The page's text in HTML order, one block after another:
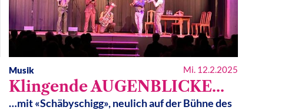
Musik Mi. 12.2.2025
Klingende AUGENBLICKE...
…mit «Schäbyschigg», neulich auf der Bühne des